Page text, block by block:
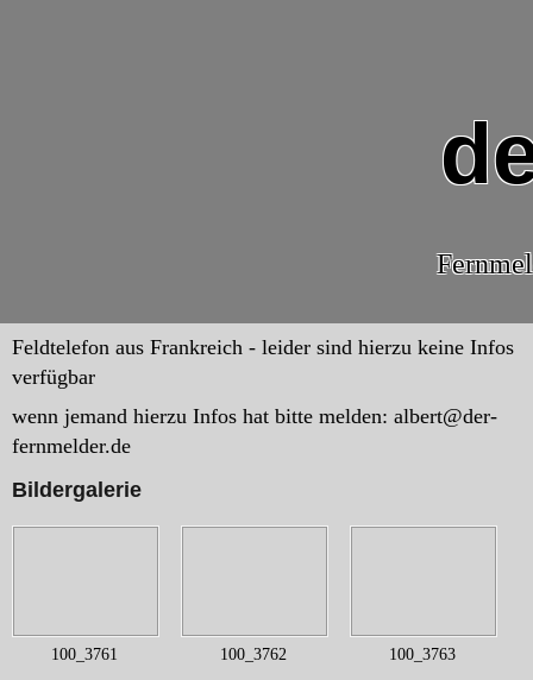
Feldtelefon aus Frankreich - leider sind hierzu keine Infos
verfügbar
wenn jemand hierzu Infos hat bitte melden: albert@der-
fernmelder.de
Bildergalerie
100_3761 100_3762 100_3763